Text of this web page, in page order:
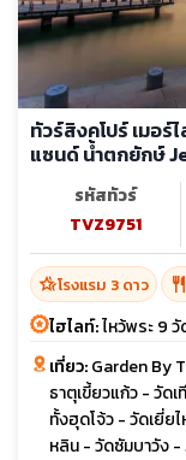
ทัวร์สิงคโปร์ เมอร์ไลอ้
แซนด์ น้ำตกยักษ์
รหัสทัวร์
TVZ9751
hotel_classโรงแรม 3 ดาว restaurant
ไฮไลท์:ไหว้พระ 9
เที่ยว:Garden By
ธาตุเขี้ยวแก้ว - วัด
ทั้งฮุดโจ้ว - วัดเยี่ย
หลิน - วัดซัมบาวัง